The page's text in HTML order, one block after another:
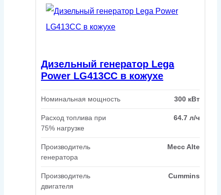
Дизельный генератор Lega
Power LG413CC в кожухе
Номинальная мощность 300 кВт
Расход топлива при
75% нагрузке
64.7 л/ч
Производитель
генератора
Mecc Alte
Производитель
двигателя
Cummins